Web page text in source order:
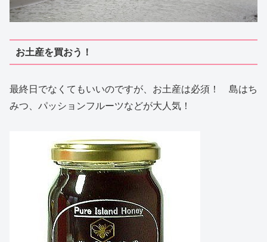
お土産を買おう！
最終日でなくてもいいのですが、お土産は必須！ 島はち
みつ、パッションフルーツなどが大人気！